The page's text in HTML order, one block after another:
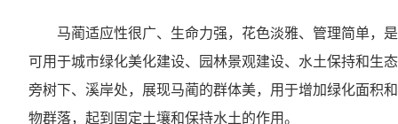
马蔺适应性很广、生命力强，花色淡雅、管理简单，
可用于城市绿化美化建设、园林景观建设、水土保持和生
旁树下、溪岸处，展现马蔺的群体美，用于增加绿化面积
物群落，起到固定土壤和保持水土的作用。